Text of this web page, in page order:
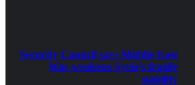
Security Council says Middle East
War weakens Syria’s fragile
stability